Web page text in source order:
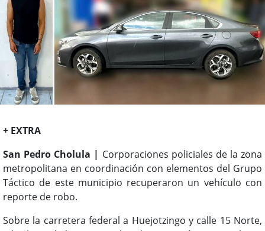
+ EXTRA
San Pedro Cholula | Corporaciones policiales de la zona
metropolitana en coordinación con elementos del Grupo
Táctico de este municipio recuperaron un vehículo con
reporte de robo.
Sobre la carretera federal a Huejotzingo y calle 15 Norte,